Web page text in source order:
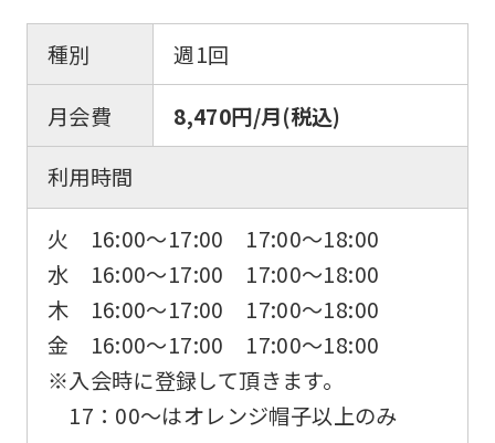
種別
週1回
月会費
8,470円/月(税込)
利用時間
火 16:00〜17:00 17:00〜18:00
水 16:00〜17:00 17:00〜18:00
木 16:00〜17:00 17:00〜18:00
金 16:00〜17:00 17:00〜18:00
※入会時に登録して頂きます。
17：00～はオレンジ帽子以上のみ